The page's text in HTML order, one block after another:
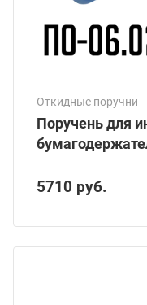
Откидные поручни
Поручень для
5710 руб.